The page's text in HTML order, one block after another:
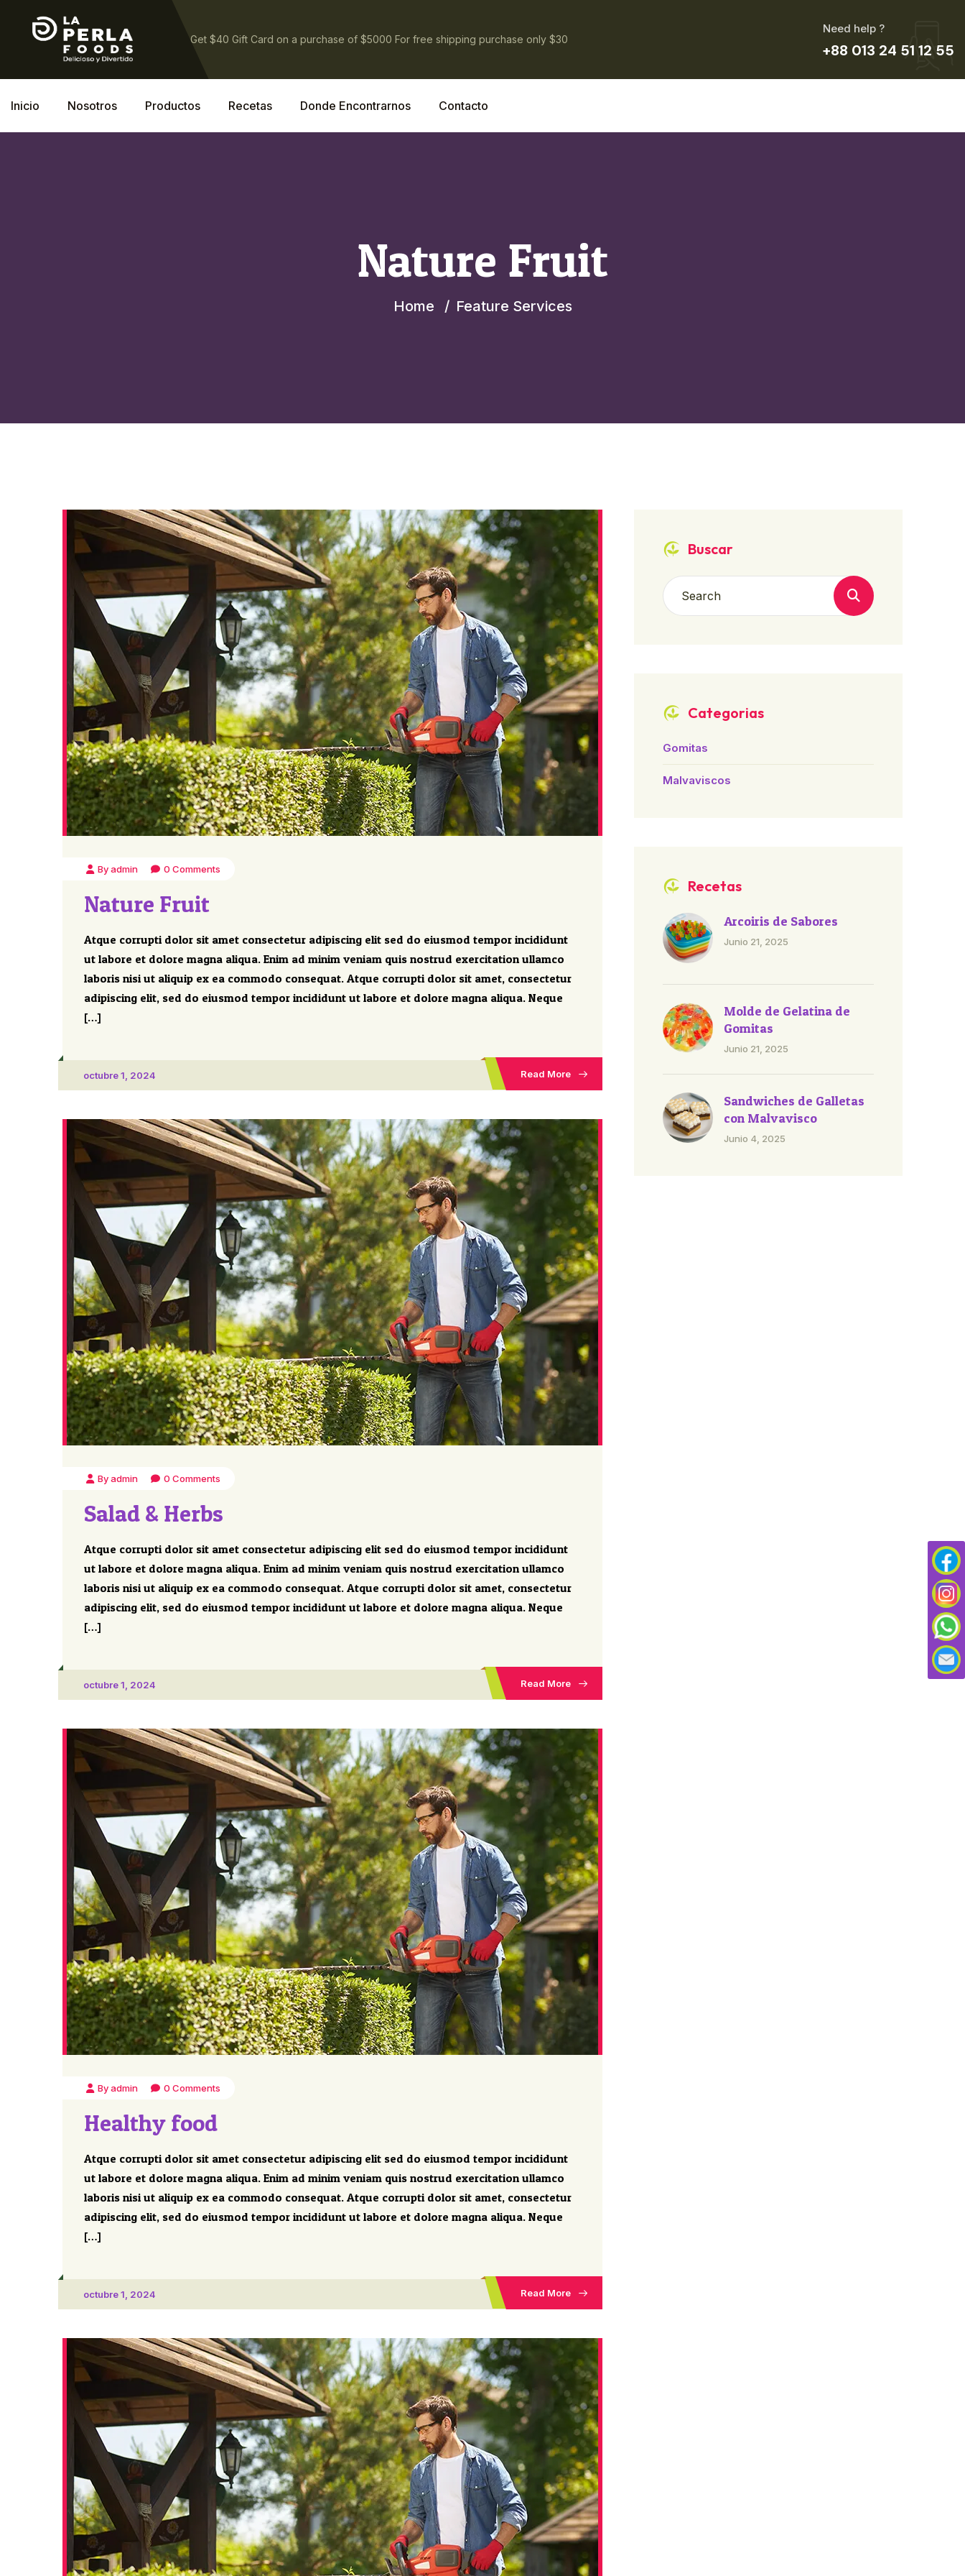
Get $40 Gift Card on a purchase of $5000 For free shipping purchase only $30
Need help ?
+88 013 24 51 12 55
Inicio Nosotros Productos Recetas Donde Encontrarnos Contacto
Nature Fruit
Home Feature Services
By admin 0 Comments
Nature Fruit
Atque corrupti dolor sit amet consectetur adipiscing elit sed do eiusmod tempor incididunt
ut labore et dolore magna aliqua. Enim ad minim veniam quis nostrud exercitation ullamco
laboris nisi ut aliquip ex ea commodo consequat. Atque corrupti dolor sit amet, consectetur
adipiscing elit, sed do eiusmod tempor incididunt ut labore et dolore magna aliqua. Neque
[…]
octubre 1, 2024 Read More
By admin 0 Comments
Salad & Herbs
Atque corrupti dolor sit amet consectetur adipiscing elit sed do eiusmod tempor incididunt
ut labore et dolore magna aliqua. Enim ad minim veniam quis nostrud exercitation ullamco
laboris nisi ut aliquip ex ea commodo consequat. Atque corrupti dolor sit amet, consectetur
adipiscing elit, sed do eiusmod tempor incididunt ut labore et dolore magna aliqua. Neque
[…]
octubre 1, 2024 Read More
By admin 0 Comments
Healthy food
Atque corrupti dolor sit amet consectetur adipiscing elit sed do eiusmod tempor incididunt
ut labore et dolore magna aliqua. Enim ad minim veniam quis nostrud exercitation ullamco
laboris nisi ut aliquip ex ea commodo consequat. Atque corrupti dolor sit amet, consectetur
adipiscing elit, sed do eiusmod tempor incididunt ut labore et dolore magna aliqua. Neque
[…]
octubre 1, 2024 Read More
Buscar
Categorias
Gomitas
Malvaviscos
Recetas
Arcoiris de Sabores
Junio 21, 2025
Molde de Gelatina de
Gomitas
Junio 21, 2025
Sandwiches de Galletas
con Malvavisco
Junio 4, 2025